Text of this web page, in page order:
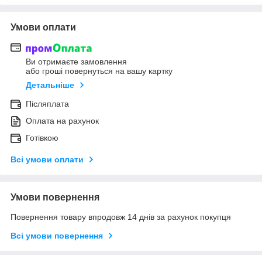
Умови оплати
Ви отримаєте замовлення
або гроші повернуться на вашу картку
Детальніше
Післяплата
Оплата на рахунок
Готівкою
Всі умови оплати
Умови повернення
Повернення товару впродовж 14 днів за рахунок покупця
Всі умови повернення